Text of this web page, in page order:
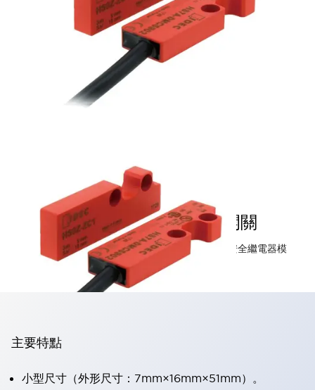
HS7A-DMC型非接觸式安全開關
小巧尺寸，便於安裝作業時的位置調整。搭配專用安全繼電器模
組，可支援至類別4（EN ISO 13849-1）。
主要特點
小型尺寸（外形尺寸：7mm×16mm×51mm）。